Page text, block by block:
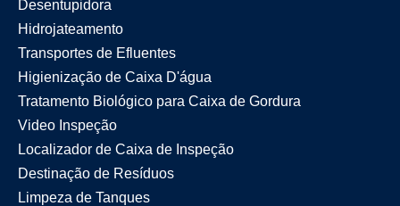
Desentupidora
Hidrojateamento
Transportes de Efluentes
Higienização de Caixa D'água
Tratamento Biológico para Caixa de Gordura
Video Inspeção
Localizador de Caixa de Inspeção
Destinação de Resíduos
Limpeza de Tanques